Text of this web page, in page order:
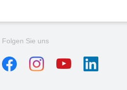
Folgen Sie uns